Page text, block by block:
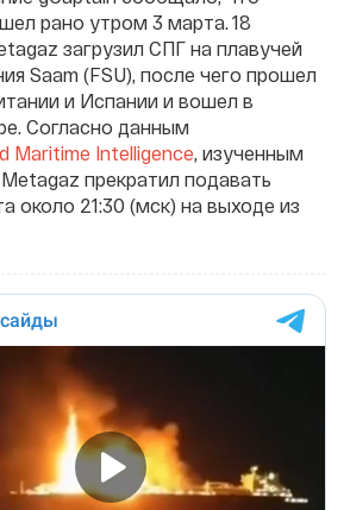
рано утром 3 марта. 18
загрузил СПГ на плавучей
Saam (FSU), после чего прошел
и Испании и вошел в
Согласно данным
Maritime Intelligence , изученным
прекратил подавать
около 21:30 (мск) на выходе из